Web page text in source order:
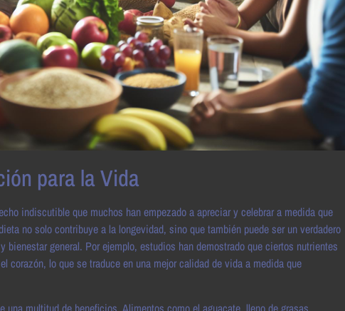
para la Vida
indiscutible que muchos han empezado a apreciar y celebrar a medida que
no solo contribuye a la longevidad, sino que también puede ser un verdadero
general. Por ejemplo, estudios han demostrado que ciertos nutrientes
corazón, lo que se traduce en una mejor calidad de vida a medida que